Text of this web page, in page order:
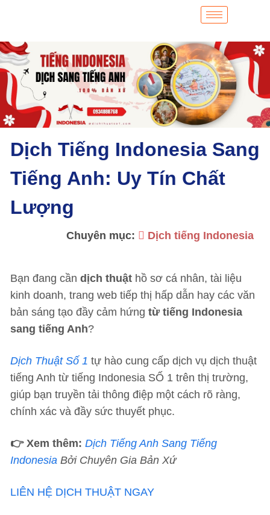
Dịch Tiếng Indonesia Sang
Tiếng Anh: Uy Tín Chất
Lượng
Chuyên mục: Dịch tiếng Indonesia
Bạn đang cần dịch thuật hồ sơ cá nhân, tài liệu
kinh doanh, trang web tiếp thị hấp dẫn hay các văn
bản sáng tạo đầy cảm hứng từ tiếng Indonesia
sang tiếng Anh?
Dịch Thuật Số 1 tự hào cung cấp dịch vụ dịch thuật
tiếng Anh từ tiếng Indonesia SỐ 1 trên thị trường,
giúp bạn truyền tải thông điệp một cách rõ ràng,
chính xác và đầy sức thuyết phục.
👉 Xem thêm: Dịch Tiếng Anh Sang Tiếng
Indonesia Bởi Chuyên Gia Bản Xứ
LIÊN HỆ DỊCH THUẬT NGAY